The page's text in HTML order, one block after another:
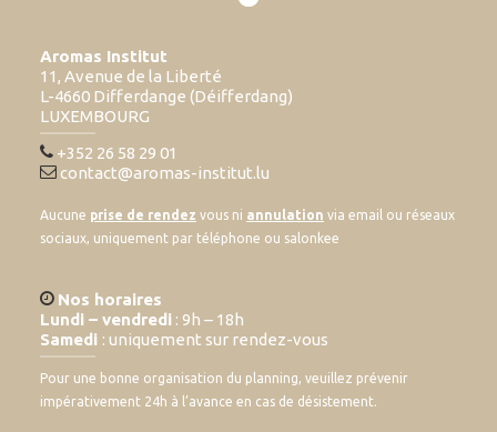
Aromas Institut
11, Avenue de la Liberté
L-4660 Differdange (Déifferdang)
LUXEMBOURG
+352 26 58 29 01
contact@aromas-institut.lu
Aucune prise de rendez vous ni annulation via email ou réseaux
sociaux, uniquement par téléphone ou salonkee
Nos horaires
Lundi – vendredi : 9h – 18h
Samedi : uniquement sur rendez-vous
Pour une bonne organisation du planning, veuillez prévenir
impérativement 24h à l’avance en cas de désistement.